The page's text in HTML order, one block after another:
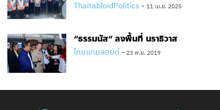
ThaitabloidPolitics - 11 เม.ย. 2025
“ธรรมนัส“ ลงพื้นที่ นราธิวาส
ไทยแทบลอยด์ - 23 พ.ย. 2019